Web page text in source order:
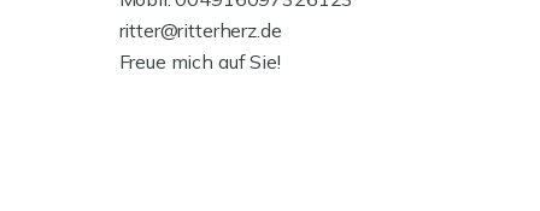
ritter@ritterherz.de
Freue mich auf Sie!